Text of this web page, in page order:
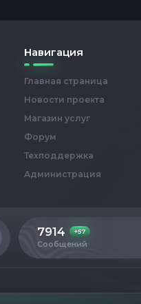
Навигация
Главная страница
Новости проекта
Магазин услуг
Форум
Техподдержка
Администрация
7914 +57
Сообщений